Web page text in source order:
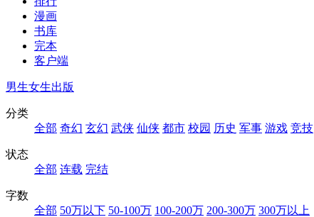
漫画
书库
完本
客户端
男生女生出版
分类
全部 奇幻 玄幻 武侠 仙侠 都市 校园 历史 军事 游戏 竞技
状态
全部 连载 完结
字数
全部 50万以下 50-100万 100-200万 200-300万 300万以上